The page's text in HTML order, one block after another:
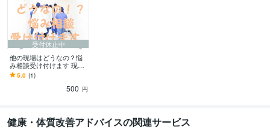
受付休止中
他の現場はどうなの？悩
み相談受け付けます 現役
の医療従事者がサポート
します
5.0 (1)
500 円
健康・体質改善アドバイスの関連サービス